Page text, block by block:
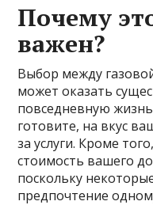
Почему
важен?
Выбор между
может оказать
повседневную
готовите, на вкус
за услуги. Кроме
стоимость вашего
поскольку
предпочтение